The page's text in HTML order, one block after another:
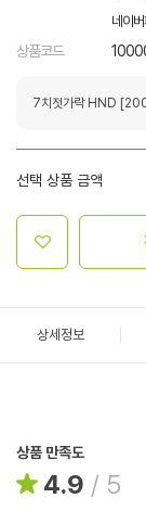
네이
상품코드
7치젓가락 HND
선택 상품 금액
상세정보
상품 만족도
4.9 / 5